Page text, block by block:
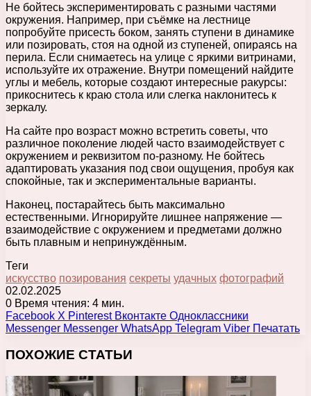
Не бойтесь экспериментировать с разными частями
окружения. Например, при съёмке на лестнице
попробуйте присесть боком, занять ступени в динамике
или позировать, стоя на одной из ступеней, опираясь на
перила. Если снимаетесь на улице с яркими витринами,
используйте их отражение. Внутри помещений найдите
углы и мебель, которые создают интересные ракурсы:
прикоснитесь к краю стола или слегка наклонитесь к
зеркалу.
На сайте про возраст можно встретить советы, что
различное поколение людей часто взаимодействует с
окружением и реквизитом по-разному. Не бойтесь
адаптировать указания под свои ощущения, пробуя как
спокойные, так и экспериментальные варианты.
Наконец, постарайтесь быть максимально
естественными. Игнорируйте лишнее напряжение —
взаимодействие с окружением и предметами должно
быть плавным и непринуждённым.
Теги
искусство позирования секреты удачных фотографий
02.02.2025
0 Время чтения: 4 мин.
Facebook X Pinterest Вконтакте Одноклассники
Messenger Messenger WhatsApp Telegram Viber Печатать
ПОХОЖИЕ СТАТЬИ